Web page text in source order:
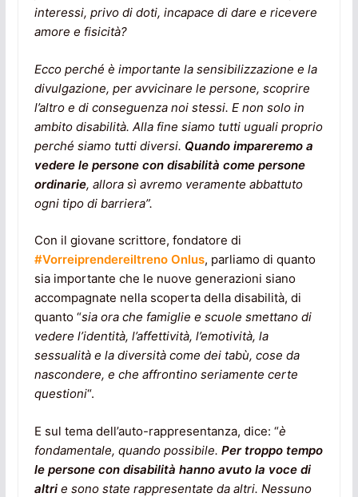
interessi, privo di doti, incapace di dare e ricevere
amore e fisicità?
Ecco perché è importante la sensibilizzazione e la
divulgazione, per avvicinare le persone, scoprire
l’altro e di conseguenza noi stessi. E non solo in
ambito disabilità. Alla fine siamo tutti uguali proprio
perché siamo tutti diversi. Quando impareremo a
vedere le persone con disabilità come persone
ordinarie, allora sì avremo veramente abbattuto
ogni tipo di barriera”.
Con il giovane scrittore, fondatore di
#Vorreiprendereiltreno Onlus, parliamo di quanto
sia importante che le nuove generazioni siano
accompagnate nella scoperta della disabilità, di
quanto “sia ora che famiglie e scuole smettano di
vedere l’identità, l’affettività, l’emotività, la
sessualità e la diversità come dei tabù, cose da
nascondere, e che affrontino seriamente certe
questioni“.
E sul tema dell’auto-rappresentanza, dice: “è
fondamentale, quando possibile. Per troppo tempo
le persone con disabilità hanno avuto la voce di
altrie sono state rappresentate da altri. Nessuno